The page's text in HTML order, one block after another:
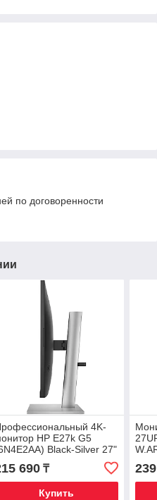
по договоренности
4K-
HP E27k G5
Black-Silver 27"
UHD 4K IPS / USB-C (65W)
(LAN) / Док-станция
690₸
Купить
/